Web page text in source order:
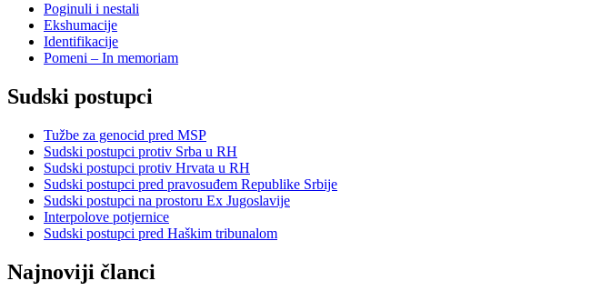
Poginuli i nestali
Ekshumacije
Identifikacije
Pomeni – In memoriam
Sudski postupci
Tužbe za genocid pred MSP
Sudski postupci protiv Srba u RH
Sudski postupci protiv Hrvata u RH
Sudski postupci pred pravosuđem Republike Srbije
Sudski postupci na prostoru Ex Jugoslavije
Interpolove potjernice
Sudski postupci pred Haškim tribunalom
Najnoviji članci